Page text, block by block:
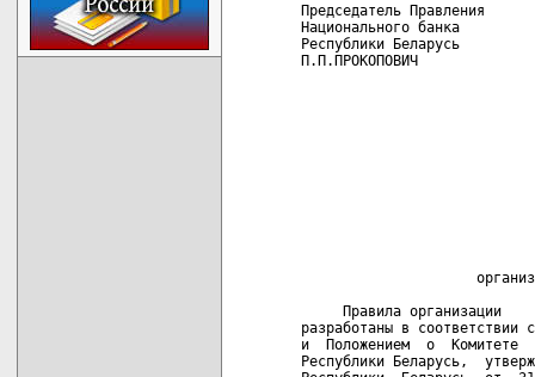
Председатель Правления
Национального банка
Республики Беларусь
П.П.ПРОКОПОВИЧ
Правила организации
разработаны в соответствии